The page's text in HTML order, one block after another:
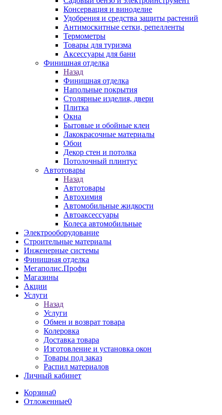
Консервация и виноделие
Удобрения и средства защиты растений
Антимоскитные сетки, репелленты
Термометры
Товары для туризма
Аксессуары для бани
Финишная отделка
Назад
Финишная отделка
Напольные покрытия
Столярные изделия, двери
Плитка
Окна
Бытовые и обойные клеи
Лакокрасочные материалы
Обои
Декор стен и потолка
Потолочный плинтус
Автотовары
Назад
Автотовары
Автохимия
Автомобильные жидкости
Автоаксессуары
Колеса автомобильные
Электрооборудование
Строительные материалы
Инженерные системы
Финишная отделка
Мегаполис.Профи
Магазины
Акции
Услуги
Назад
Услуги
Обмен и возврат товара
Колеровка
Доставка товара
Изготовление и установка окон
Товары под заказ
Распил материалов
Личный кабинет
Корзина0
Отложенные0